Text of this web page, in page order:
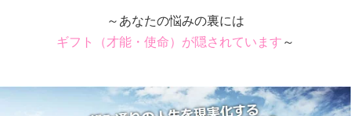
～あなたの悩みの裏には
ギフト（才能・使命）が隠されています ～